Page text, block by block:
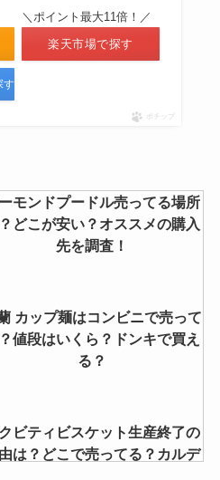
＼ポイント最大11倍！／
楽天市場で探す
す
ポチップ
モンドプードル売ってる場所
どこが安い？オススメの購入
先を調査！
カップ麺はコンビニで売って
値段はいくら？ドンキで買え
る？
ビティビスケット生産終了の
は？どこで売ってる？カルデ